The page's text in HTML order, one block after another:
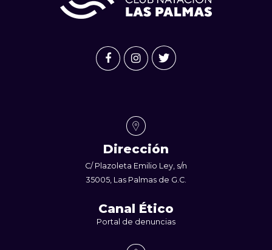
Dirección
C/ Plazoleta Emilio Ley, s/n
35005, Las Palmas de G.C.
Canal Ético
Portal de denuncias